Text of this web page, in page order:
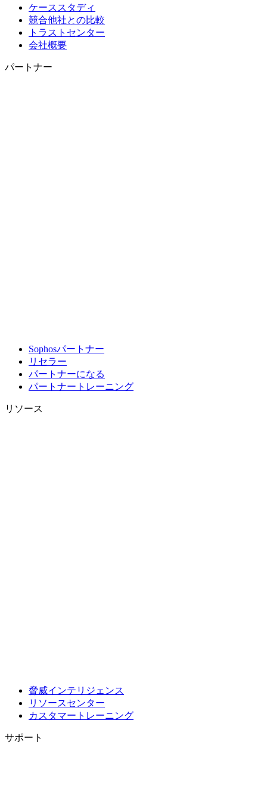
ケーススタディ
競合他社との比較
トラストセンター
会社概要
パートナー
Sophosパートナー
リセラー
パートナーになる
パートナートレーニング
リソース
脅威インテリジェンス
リソースセンター
カスタマートレーニング
サポート